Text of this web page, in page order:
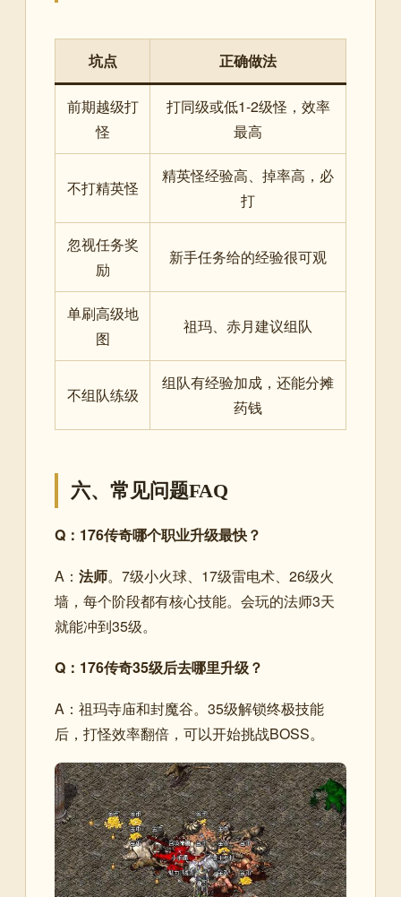
坑点 正确做法
前期越级打
怪
打同级或低1-2级怪，效率
最高
不打精英怪
精英怪经验高、掉率高，必
打
忽视任务奖
励
新手任务给的经验很可观
单刷高级地
图
祖玛、赤月建议组队
不组队练级
组队有经验加成，还能分摊
药钱
六、常见问题FAQ
Q：176传奇哪个职业升级最快？
A： 法师。7级小火球、17级雷电术、26级火
墙，每个阶段都有核心技能。会玩的法师3天
就能冲到35级。
Q：176传奇35级后去哪里升级？
A：祖玛寺庙和封魔谷。35级解锁终极技能
后，打怪效率翻倍，可以开始挑战BOSS。